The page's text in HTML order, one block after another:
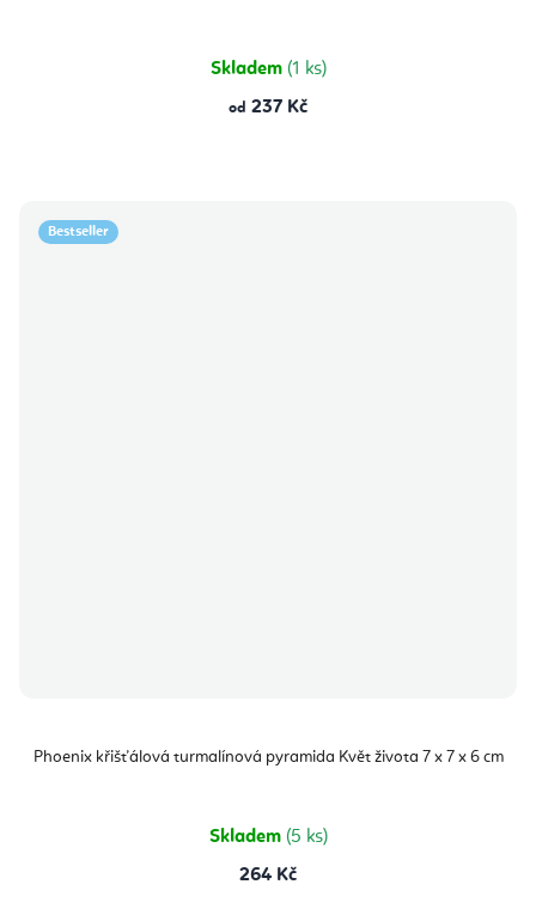
Skladem (1 ks)
od 237 Kč
Bestseller
Phoenix křišťálová turmalínová pyramida Květ života 7 x 7 x 6 cm
Skladem (5 ks)
264 Kč